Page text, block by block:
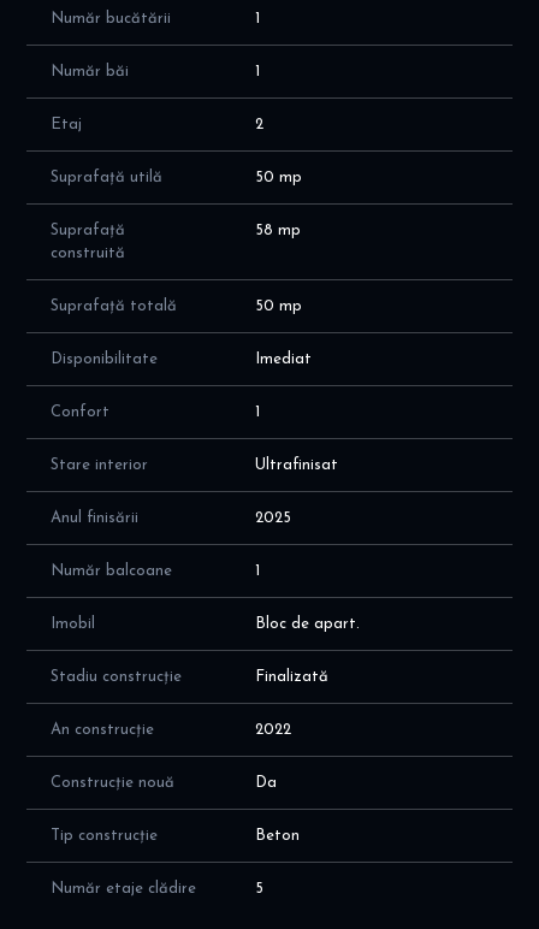
Număr bucătării 1
Număr băi 1
Etaj 2
Suprafață utilă 50 mp
Suprafață
construită
58 mp
Suprafață totală 50 mp
Disponibilitate Imediat
Confort 1
Stare interior Ultrafinisat
Anul finisării 2025
Număr balcoane 1
Imobil Bloc de apart.
Stadiu construcție Finalizată
An construcție 2022
Construcție nouă Da
Tip construcție Beton
Număr etaje clădire 5